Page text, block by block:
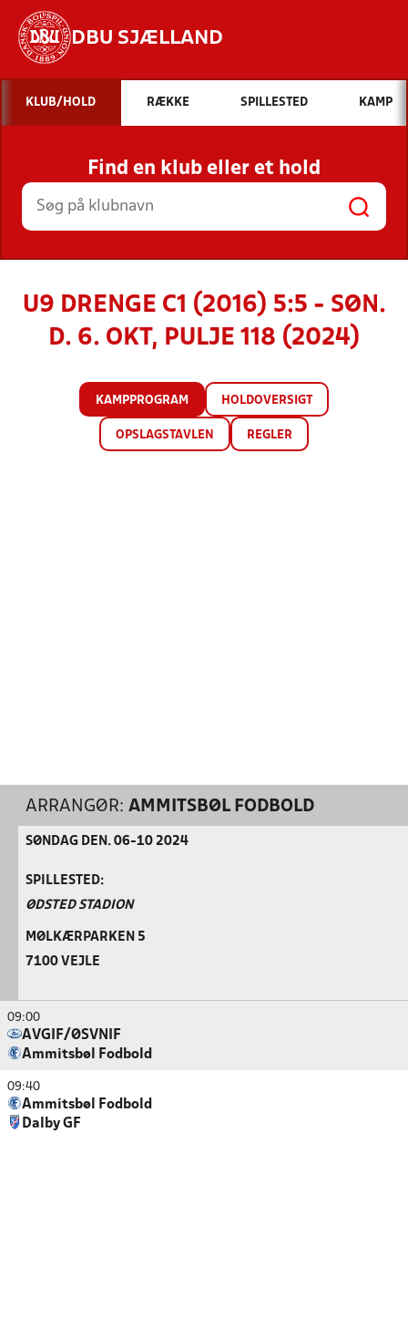
DBU SJÆLLAND
Hvad vil du søge efter?
INDHOLD OG NYHEDER
STILLINGER, RESULTATER, KLUBBER OG
HOLD
KLUB/HOLD RÆKKE SPILLESTED KAMP
Find en klub eller et hold
U9 DRENGE C1 (2016) 5:5 - SØN.
D. 6. OKT, PULJE 118 (2024)
KAMPPROGRAM HOLDOVERSIGT
OPSLAGSTAVLEN REGLER
ARRANGØR: AMMITSBØL FODBOLD
SØNDAG DEN. 06-10 2024
SPILLESTED:
ØDSTED STADION
MØLKÆRPARKEN 5
7100 VEJLE
09:00
AVGIF/ØSVNIF
Ammitsbøl Fodbold
09:40
Ammitsbøl Fodbold
Dalby GF